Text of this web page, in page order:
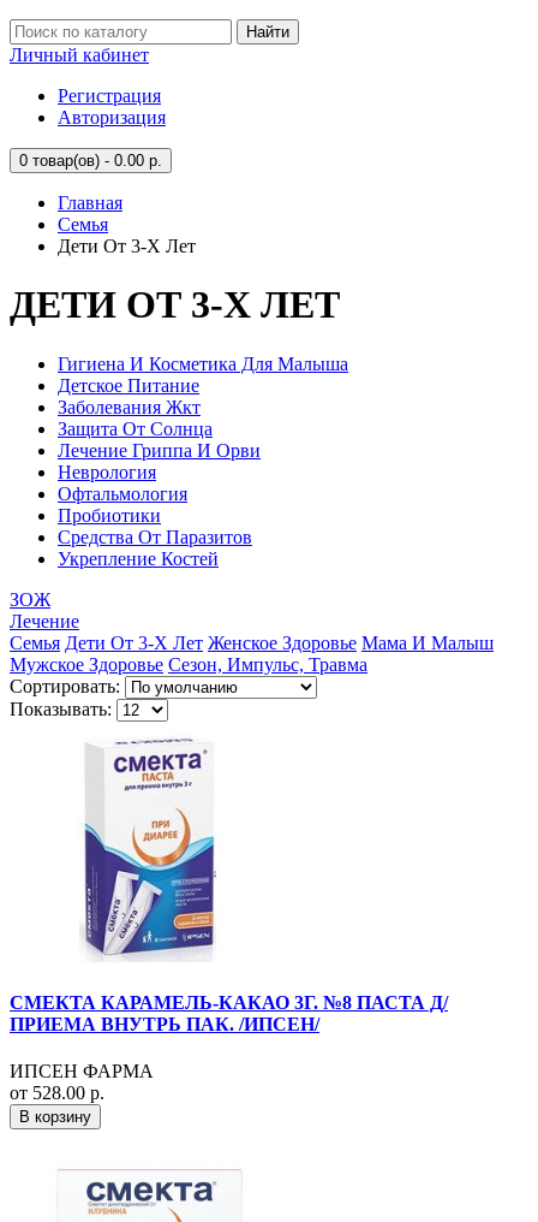
Найти
Личный кабинет
Регистрация
Авторизация
0 товар(ов) - 0.00 р.
Главная
Семья
Дети От 3-Х Лет
ДЕТИ ОТ 3-Х ЛЕТ
Гигиена И Косметика Для Малыша
Детское Питание
Заболевания Жкт
Защита От Солнца
Лечение Гриппа И Орви
Неврология
Офтальмология
Пробиотики
Средства От Паразитов
Укрепление Костей
ЗОЖ
Лечение
Семья Дети От 3-Х Лет Женское Здоровье Мама И Малыш
Мужское Здоровье Сезон, Импульс, Травма
Сортировать:
Показывать:
СМЕКТА КАРАМЕЛЬ-КАКАО 3Г. №8 ПАСТА Д/
ПРИЕМА ВНУТРЬ ПАК. /ИПСЕН/
ИПСЕН ФАРМА
от 528.00 р.
В корзину